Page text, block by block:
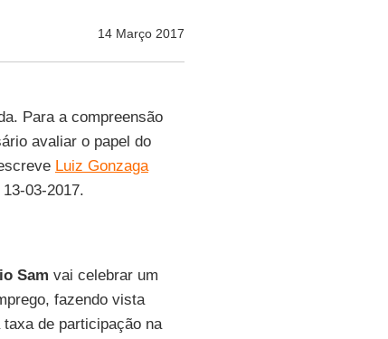
14 Março 2017
Para a compreensão
avaliar o papel do
Luiz Gonzaga
13-03-2017.
Sam vai celebrar um
fazendo vista
de participação na